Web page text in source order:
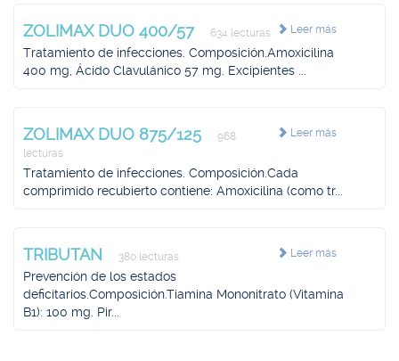
Leer más
ZOLIMAX DUO 400/57 634 lecturas
Tratamiento de infecciones. Composición.Amoxicilina
400 mg, Ácido Clavulánico 57 mg. Excipientes ...
Leer más
ZOLIMAX DUO 875/125
968
lecturas
Tratamiento de infecciones. Composición.Cada
comprimido recubierto contiene: Amoxicilina (como tr...
Leer más
TRIBUTAN 380 lecturas
Prevención de los estados
deficitarios.Composición.Tiamina Mononitrato (Vitamina
B1): 100 mg. Pir...